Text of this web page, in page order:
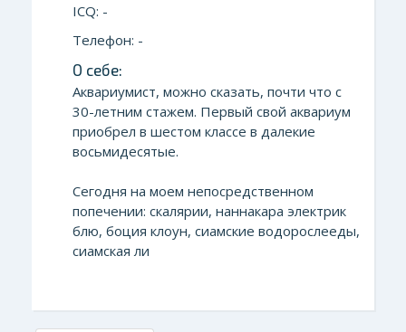
ICQ: -
Телефон: -
О себе:
Аквариумист, можно сказать, почти что с
30-летним стажем. Первый свой аквариум
приобрел в шестом классе в далекие
восьмидесятые.
Сегодня на моем непосредственном
попечении: скалярии, наннакара электрик
блю, боция клоун, сиамские водорослееды,
сиамская ли